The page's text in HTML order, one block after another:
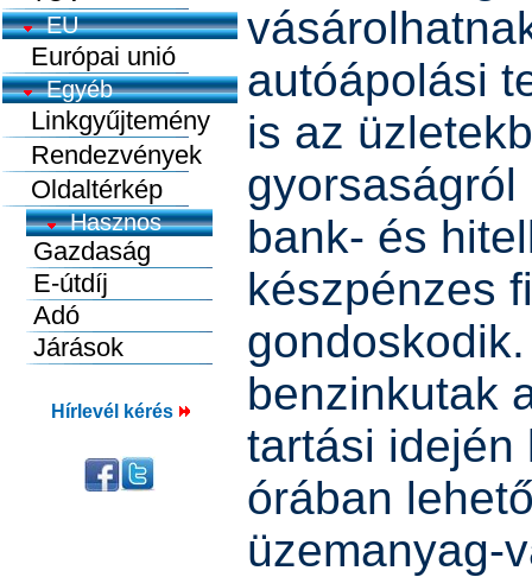
EU
Európai unió
Egyéb
Linkgyűjtemény
Rendezvények
Oldaltérkép
Hírlevél kérés
autóápolási
is az
bank- és
készpénzes
benzinkutak
tartási idején
órában
üzemanyag-